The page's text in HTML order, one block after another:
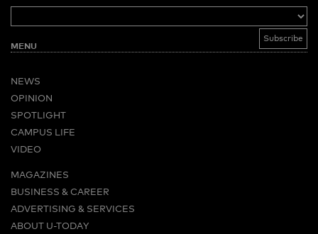
MENU
NEWS
OPINION
SPOTLIGHT
CAMPUS LIFE
VIDEO
MAGAZINES
BUSINESS & CAREER
ADVERTISING & SERVICES
ABOUT U-TODAY